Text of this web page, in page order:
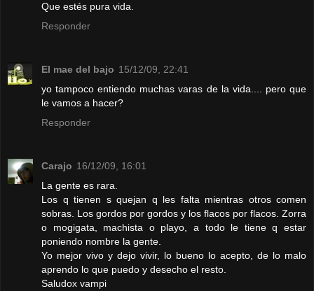
Que estés pura vida.
Responder
El mae del bajo 15/12/09, 22:41
yo tampoco entiendo muchas varas de la vida.... pero que
le vamos a hacer?
Responder
Carajo 16/12/09, 16:01
La gente es rara.
Los q tienen s quejan q les falta mientras otros comen
sobras. Los gordos por gordos y los flacos por flacos. Zorra
o mogigata, machista o playo, a todo le tiene q estar
poniendo nombre la gente.
Yo mejor vivo y dejo vivir, lo bueno lo acepto, de lo malo
aprendo lo que puedo y desecho el resto.
Saludox vampi